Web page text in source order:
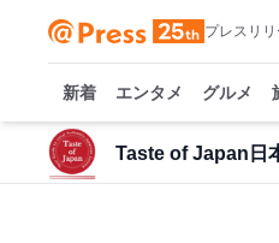
プレスリ
新着 エンタメ グルメ
Taste of Japan日